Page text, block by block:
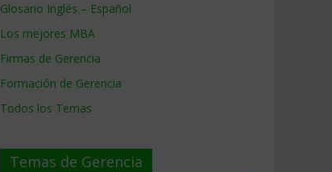
Glosario Inglés – Español
Los mejores MBA
Firmas de Gerencia
Formación de Gerencia
Todos los Temas
Temas de Gerencia